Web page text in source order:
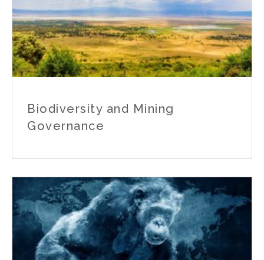
Biodiversity and Mining
Governance